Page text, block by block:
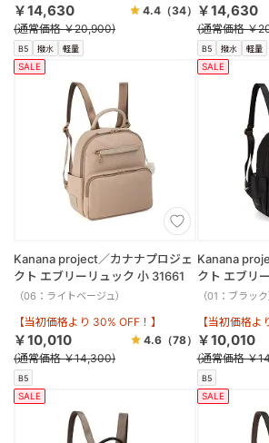
B5 撥水 軽量
￥14,630 4.4（34）
(通常価格 ￥20,900)
B5 撥水 軽量
￥14,630
(通常価格 ￥
SALE
B5
Kanana project／カナナプロジェ
クト エブリーリュック 小 31661
（06：ライトベージュ）
【当初価格より 30% OFF！】
￥10,010 4.6（78）
(通常価格 ￥14,300)
SALE
B5
Kanana
クト エ
（01：ブラック
【当初価格よ
￥10,010
(通常価格 ￥
SALE SALE